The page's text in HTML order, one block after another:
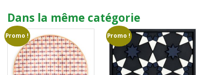
Dans la même catégorie
Promo ! Promo !